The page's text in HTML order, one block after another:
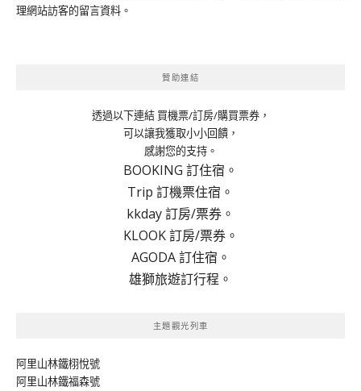
理網站訪客的留言資料 。
贊助連結
透過以下連結 買機票/訂房/購買票券，
可以讓我獲取小小回饋，
感謝您的支持。
BOOKING 訂住宿。
Trip 訂機票住宿。
kkday 訂房/票券。
KLOOK 訂房/票券。
AGODA 訂住宿。
雄獅旅遊訂行程。
主題觀光列車
阿里山林鐵栩悅號
阿里山林鐵福森號